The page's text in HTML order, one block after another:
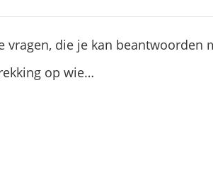
die je kan beantwoorden
op wie…